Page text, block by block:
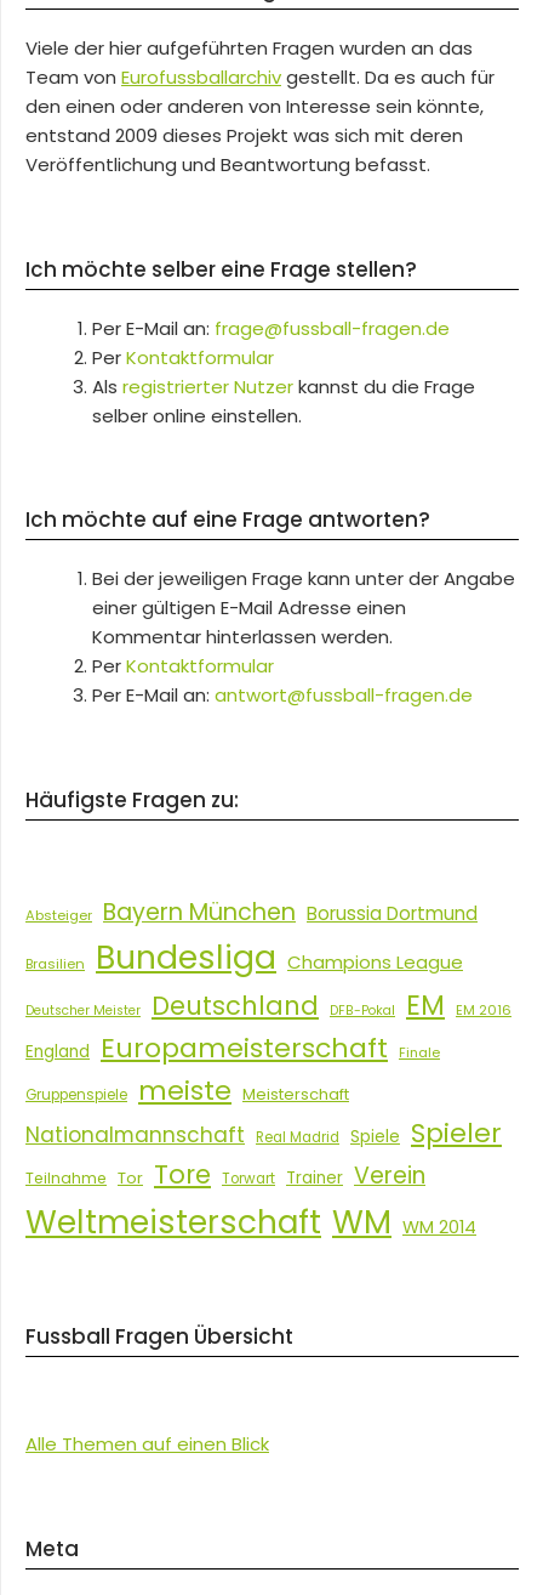
Viele der hier aufgeführten Fragen wurden an das
Team von Eurofussballarchivgestellt. Da es auch für
den einen oder anderen von Interesse sein könnte,
entstand 2009 dieses Projekt was sich mit deren
Veröffentlichung und Beantwortung befasst.
Ich möchte selber eine Frage stellen?
Per E-Mail an: frage@fussball-fragen.de
PerKontaktformular
Als registrierter Nutzerkannst du die Frage
selber online einstellen.
Ich möchte auf eine Frage antworten?
Bei der jeweiligen Frage kann unter der Angabe
einer gültigen E-Mail Adresse einen
Kommentar hinterlassen werden.
PerKontaktformular
Per E-Mail an: antwort@fussball-fragen.de
Häufigste Fragen zu:
Absteiger Bayern München Borussia Dortmund
Brasilien Bundesliga Champions League
Deutscher Meister Deutschland DFB-Pokal EM EM 2016
England Europameisterschaft Finale
Gruppenspiele meiste Meisterschaft
Nationalmannschaft Real Madrid Spiele Spieler
Teilnahme Tor Tore Torwart Trainer Verein
Weltmeisterschaft WM WM 2014
Fussball Fragen Übersicht
Alle Themen auf einen Blick
Meta